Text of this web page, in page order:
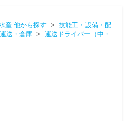
産 他から探す > 技能工・設備・配
送・倉庫> 運送ドライバー（中・